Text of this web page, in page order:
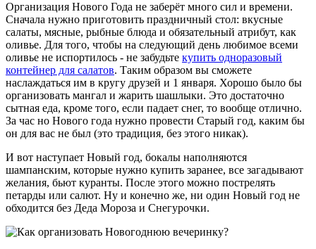
Организация Нового Года не заберёт много сил и времени.
Сначала нужно приготовить праздничный стол: вкусные
салаты, мясные, рыбные блюда и обязательный атрибут, как
оливье. Для того, чтобы на следующий день любимое всеми
оливье не испортилось - не забудьте купить одноразовый
контейнер для салатов. Таким образом вы сможете
наслаждаться им в кругу друзей и 1 января. Хорошо было бы
организовать мангал и жарить шашлыки. Это достаточно
сытная еда, кроме того, если падает снег, то вообще отлично.
За час но Нового года нужно провести Старый год, каким бы
он для вас не был (это традиция, без этого никак).
И вот наступает Новый год, бокалы наполняются
шампанским, которые нужно купить заранее, все загадывают
желания, бьют куранты. После этого можно пострелять
петарды или салют. Ну и конечно же, ни один Новый год не
обходится без Деда Мороза и Снегурочки.